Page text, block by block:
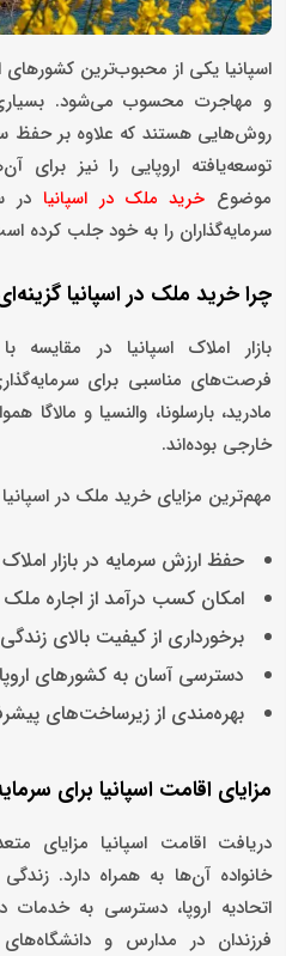
اسپانیا یکی از محبوب‌ترین کشورهای
و مهاجرت محسوب می‌شود. بسیاری
روش‌هایی هستند که علاوه بر حفظ
توسعه‌یافته اروپایی را نیز برای
موضوعخرید ملک در اسپانیا در
سرمایه‌گذاران را به خود جلب کرده
چرا خرید ملک در اسپانیا
بازار املاک اسپانیا در مقایسه
فرصت‌های مناسبی برای
مادرید، بارسلونا، والنسیا و
خارجی بوده‌اند.
مهم‌ترین مزایای خرید ملک در اسپانیا
حفظ ارزش سرمایه در بازار املاک
امکان کسب درآمد از اجاره ملک
برخورداری از کیفیت بالای زندگی
دسترسی آسان به کشورهای
بهره‌مندی از زیرساخت‌های
مزایای اقامت اسپانیا برای
دریافت اقامت اسپانیا مزایای
خانواده آن‌ها به همراه دارد.
اتحادیه اروپا، دسترسی به خدمات
فرزندان در مدارس و